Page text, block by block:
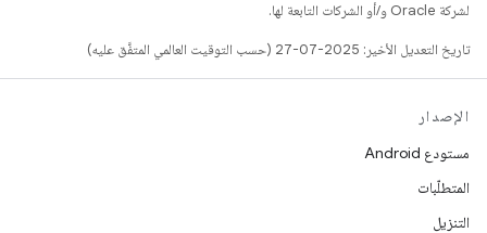
لشركة Oracle و/أو الشركات التابعة لها.
تاريخ التعديل الأخير: 2025-07-27 (حسب التوقيت العالمي المتفَّق عليه)
الإصدار
مستودع Android
المتطلّبات
التنزيل